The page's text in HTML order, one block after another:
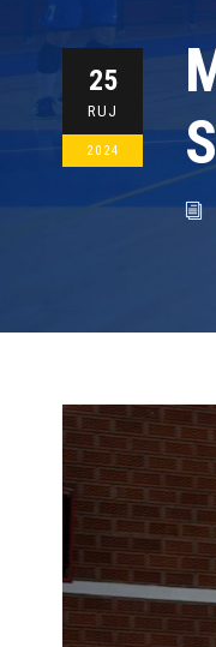
25
RUJ
2024